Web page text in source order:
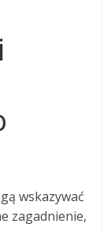
wskazywać
zagadnienie,